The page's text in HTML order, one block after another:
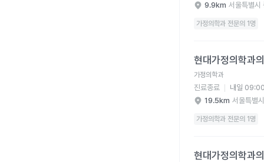
9.9km 서울특별시
가정의학과 전문의 1명
현대가정의학과
가정의학과
진료종료
내일
19.5km 서울특별
가정의학과 전문의 1명
현대가정의학과